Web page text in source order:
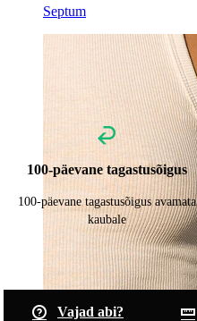
Septum
100-päevane tagastusõigus
100-päevane tagastusõigus avamata
kaubale
Vajad abi?